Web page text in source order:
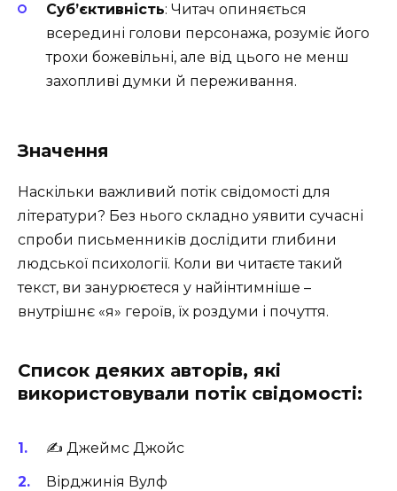
Суб’єктивність: Читач опиняється
всередині голови персонажа, розуміє його
трохи божевільні, але від цього не менш
захопливі думки й переживання.
Значення
Наскільки важливий потік свідомості для
літератури? Без нього складно уявити сучасні
спроби письменників дослідити глибини
людської психології. Коли ви читаєте такий
текст, ви занурюєтеся у найінтимніше –
внутрішнє «я» героїв, їх роздуми і почуття.
Список деяких авторів, які
використовували потік свідомості:
✍️ Джеймс Джойс
Вірджинія Вулф